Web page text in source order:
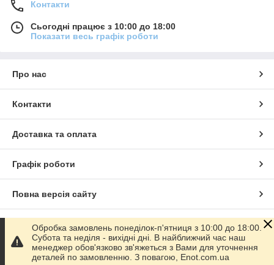
Контакти
Сьогодні працює з 10:00 до 18:00
Показати весь графік роботи
Про нас
Контакти
Доставка та оплата
Графік роботи
Повна версія сайту
Сайт створено на маркетплейсі Prom.ua
Політика конфіденційності
Обробка замовлень понеділок-п'ятниця з 10:00 до 18:00.
Субота та неділя - вихідні дні. В найближчий час наш
менеджер обов'язково зв'яжеться з Вами для уточнення
деталей по замовленню. З повагою, Enot.com.ua